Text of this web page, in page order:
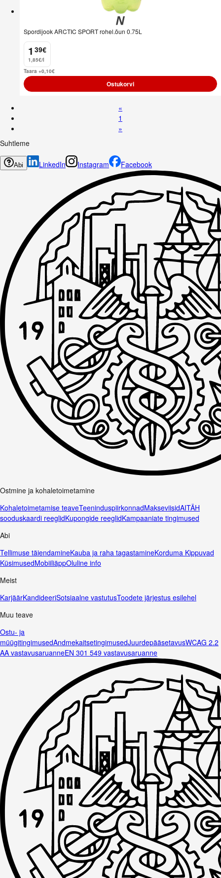
Spordijook ARCTIC SPORT rohel.õun 0.75L
1
. 39€
1,85€/l
Taara +0,10€
Ostukorvi
«
1
»
Suhtleme
Abi LinkedIn Instagram Facebook
Ostmine ja kohaletoimetamine
Kohaletoimetamise teaveTeeninduspiirkonnadMakseviisidAITÄH
sooduskaardi reeglidKupongide reeglidKampaaniate tingimused
Abi
Tellimuse täiendamineKauba ja raha tagastamineKorduma Kippuvad
KüsimusedMobiiliäppOluline info
Meist
KarjäärKandideeriSotsiaalne vastutusToodete järjestus esilehel
Muu teave
Ostu- ja
müügitingimusedAndmekaitsetingimusedJuurdepääsetavusWCAG 2.2
AA vastavusaruanneEN 301 549 vastavusaruanne